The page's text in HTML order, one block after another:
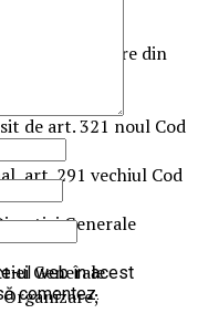
cadre militare din
de art. 321 noul Cod
art. 291 vechiul Cod
Generale
Generale
ul web în acest
comentez.